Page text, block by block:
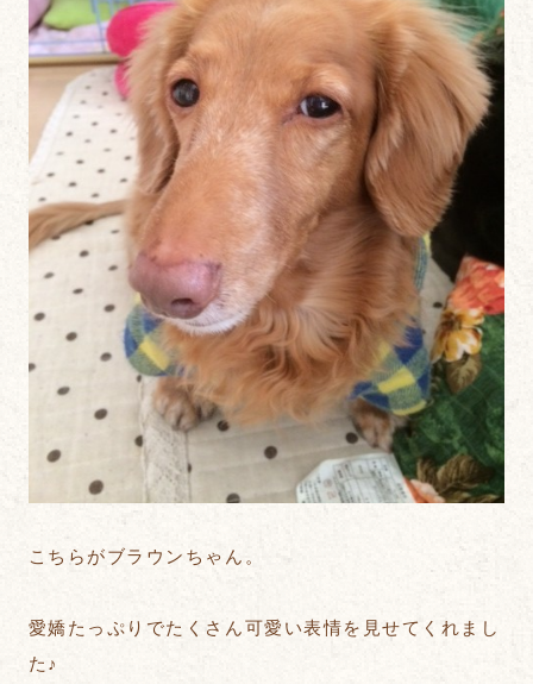
こちらがブラウンちゃん。
愛嬌たっぷりでたくさん可愛い表情を見せてくれまし
た♪